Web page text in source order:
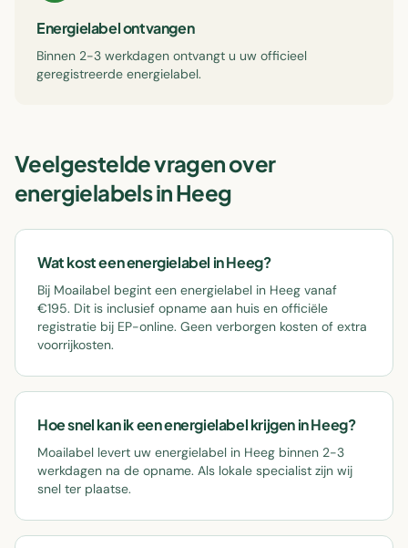
Energielabel ontvangen
Binnen 2-3 werkdagen ontvangt u uw officieel
geregistreerde energielabel.
Veelgestelde vragen over
energielabels inHeeg
Wat kost een energielabel in Heeg?
Bij Moailabel begint een energielabel in Heeg vanaf
€195. Dit is inclusief opname aan huis en officiële
registratie bij EP-online. Geen verborgen kosten of extra
voorrijkosten.
Hoe snel kan ik een energielabel krijgen in Heeg?
Moailabel levert uw energielabel in Heeg binnen 2-3
werkdagen na de opname. Als lokale specialist zijn wij
snel ter plaatse.